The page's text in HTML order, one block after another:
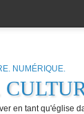
en tant qu'église